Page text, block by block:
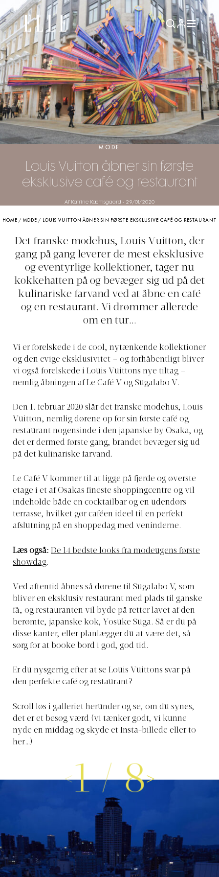
MODE
Louis Vuitton åbner sin første
eksklusive café og restaurant
Af Katrine Kæmsgaard - 29/01/2020
HOME / MODE / LOUIS VUITTON ÅBNER SIN FØRSTE EKSKLUSIVE CAFÉ OG RESTAURANT
Det franske modehus, Louis Vuitton, der
gang på gang leverer de mest eksklusive
og eventyrlige kollektioner, tager nu
kokkehatten på og bevæger sig ud på det
kulinariske farvand ved at åbne en café
og en restaurant. Vi drømmer allerede
om en tur...
Vi er forelskede i de cool, nytænkende kollektioner
og den evige eksklusivitet – og forhåbentligt bliver
vi også forelskede i Louis Vuittons nye tiltag –
nemlig åbningen af Le Café V og Sugalabo V.
Den 1. februar 2020 slår det franske modehus, Louis
Vuitton, nemlig dørene op for sin første café og
restaurant nogensinde i den japanske by Osaka, og
det er dermed første gang, brandet bevæger sig ud
på det kulinariske farvand.
Le Café V kommer til at ligge på fjerde og øverste
etage i et af Osakas fineste shoppingcentre og vil
indeholde både en cocktailbar og en udendørs
terrasse, hvilket gør caféen ideel til en perfekt
afslutning på en shoppedag med veninderne.
Læs også: De 14 bedste looks fra modeugens første
showdag.
Ved aftentid åbnes så dørene til Sugalabo V, som
bliver en eksklusiv restaurant med plads til ganske
få, og restauranten vil byde på retter lavet af den
berømte, japanske kok, Yosuke Suga. Så er du på
disse kanter, eller planlægger du at være det, så
sørg for at booke bord i god, god tid.
Er du nysgerrig efter at se Louis Vuittons svar på
den perfekte café og restaurant?
Scroll løs i galleriet herunder og se, om du synes,
det er et besøg værd (vi tænker godt, vi kunne
nyde en middag og skyde et Insta-billede eller to
her…)
1/8